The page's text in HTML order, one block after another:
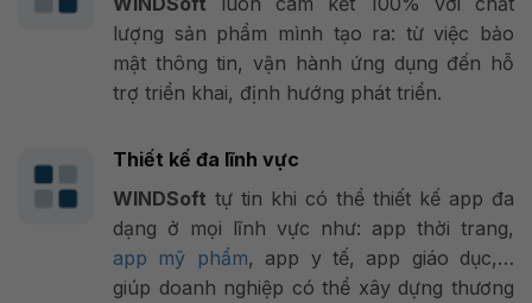
lượng sản phẩm mình tạo ra: từ việc bảo
mật thông tin, vận hành ứng dụng đến hỗ
trợ triển khai, định hướng phát triển.
Thiết kế đa lĩnh vực
WINDSoft tự tin khi có thể thiết kế app đa
dạng ở mọi lĩnh vực như: app thời trang,
app mỹ phẩm, app y tế, app giáo dục,…
giúp doanh nghiệp có thể xây dựng thương